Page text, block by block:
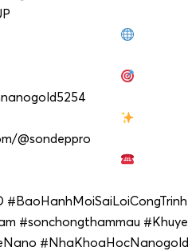
@sondeppro
#sonchongthammau